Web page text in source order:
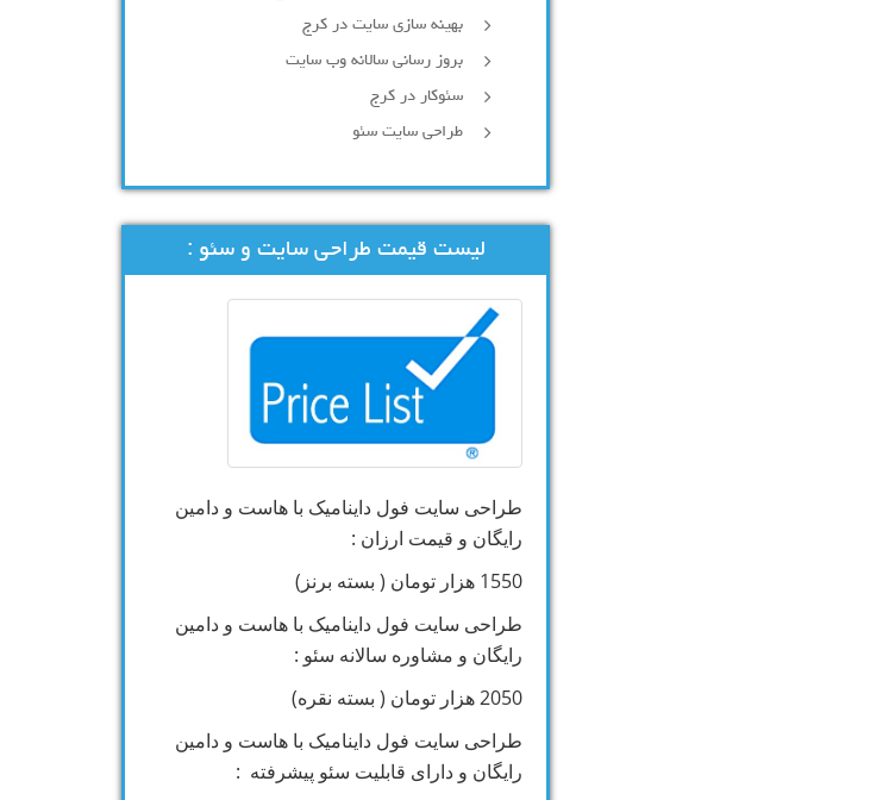
بهینه سازی سایت در کرج
بروز رسانی سالانه وب سایت
سئوکار در کرج
طراحی سایت سئو
لیست قیمت طراحی سایت و سئو :
طراحی سایت فول داینامیک با هاست و دامین
رایگان و قیمت ارزان :
1550 هزار تومان ( بسته برنز)
طراحی سایت فول داینامیک با هاست و دامین
رایگان و مشاوره سالانه سئو :
2050 هزار تومان ( بسته نقره)
طراحی سایت فول داینامیک با هاست و دامین
رایگان و دارای قابلیت سئو پیشرفته :